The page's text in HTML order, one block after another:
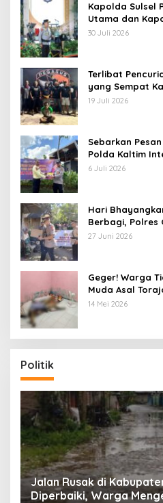
Kapolda Sulsel
Utama dan
Karolog dan
30 Juli 2026
Terlibat
yang Sempat
Tim Gabungan
19 Juli 2026
Sebarkan
Polda Kaltim
Spanduk serta
6 Juli 2026
Hari
Berbagi, Polres
Membutuhkan
27 Juni 2026
Geger! Warga
Muda Asal
Kamar Kos
14 Mei 2026
Politik
Jalan Rusak di
Diperbaiki, Warga